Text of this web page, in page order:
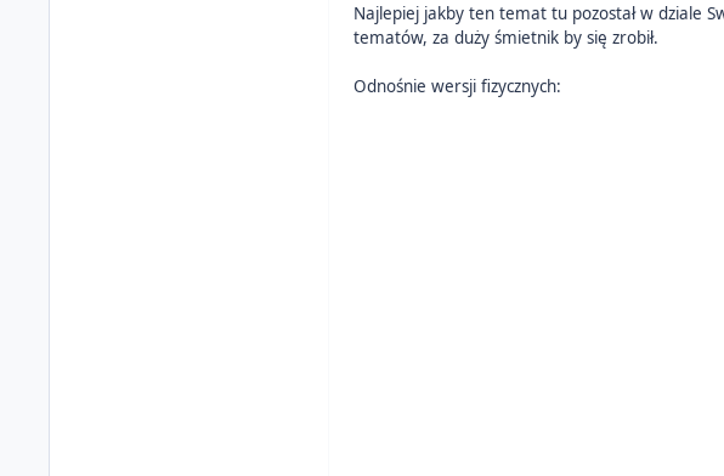
Najlepiej jakby ten temat tu pozostał w dziale
tematów, za duży śmietnik by się zrobił.
Odnośnie wersji fizycznych: